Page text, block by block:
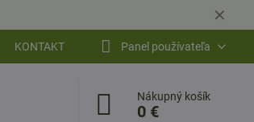
✕
KONTAKT Panel používateľa
Nákupný košík
0 €